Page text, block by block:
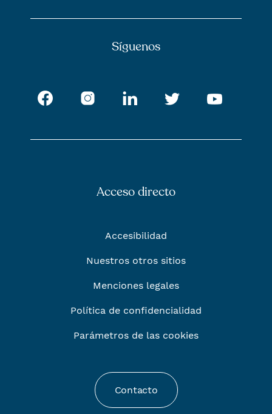
Síguenos
Facebook Instagram LinkedIn Twitter
Acceso directo
Accesibilidad
Nuestros otros sitios
Menciones legales
Política de confidencialidad
Parámetros de las cookies
Contacto